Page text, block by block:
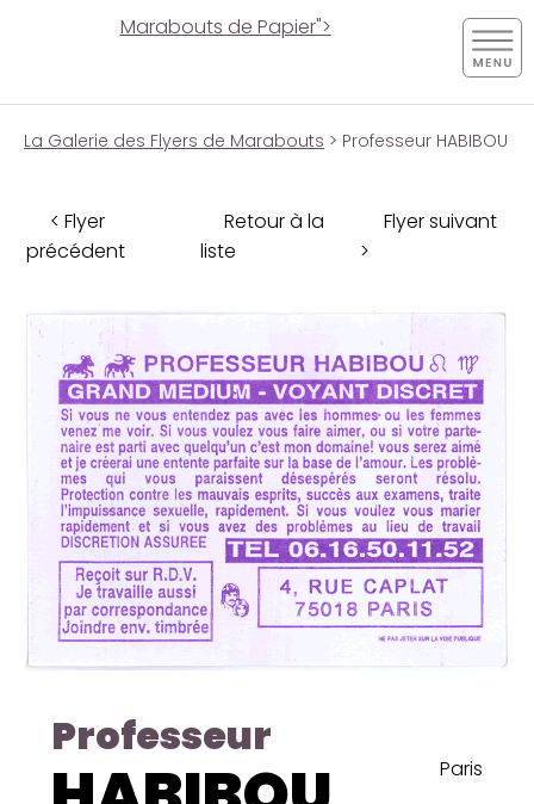
Marabouts de Papier">
La Galerie des Flyers de Marabouts > Professeur HABIBOU
< Flyer
précédent
Retour à la
liste
Flyer suivant
>
Professeur
Paris